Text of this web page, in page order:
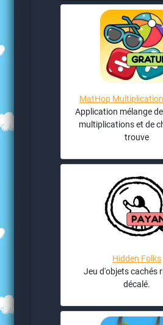
MatHop
Application mélange
multiplications et de
trouve
Hidden Folks
Jeu d'objets cachés
décalé.